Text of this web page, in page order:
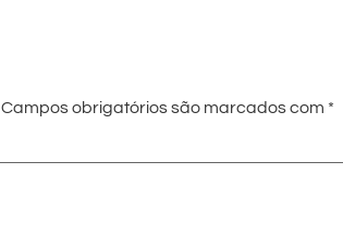
Campos obrigatórios são marcados com *